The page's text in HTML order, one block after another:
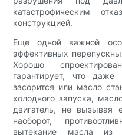
катастрофическим
конструкцией.
Еще одной важной
эффективных
Хорошо
гарантирует, что
засорится или масло
холодного запуска,
двигатель, не вызывая
наоборот,
вытекание масла из